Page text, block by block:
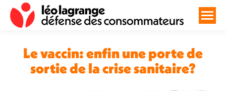
Le vaccin: enfin une porte de
sortie de la crise sanitaire?